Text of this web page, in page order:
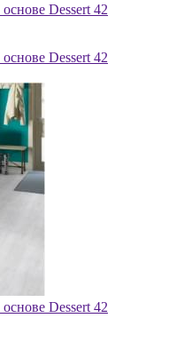
Dessert 42
Dessert 42
Dessert 42